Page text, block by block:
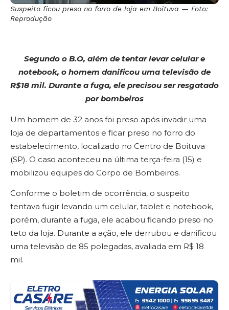
Suspeito ficou preso no forro de loja em Boituva — Foto:
Reprodução
Segundo o B.O, além de tentar levar celulare
notebook, o homem danificou uma televisão de
R$18 mil. Durante a fuga, ele precisou ser resgatado
por bombeiros
Um homem de 32 anos foi preso após invadir uma
loja de departamentos e ficar preso no forro do
estabelecimento, localizado no Centro de Boituva
(SP). O caso aconteceu na última terça-feira (15) e
mobilizou equipes do Corpo de Bombeiros.
Conforme o boletim de ocorrência, o suspeito
tentava fugir levando um celular, tablet e notebook,
porém, durante a fuga, ele acabou ficando preso no
teto da loja. Durante a ação, ele derrubou e danificou
uma televisão de 85 polegadas, avaliada em R$ 18
mil.